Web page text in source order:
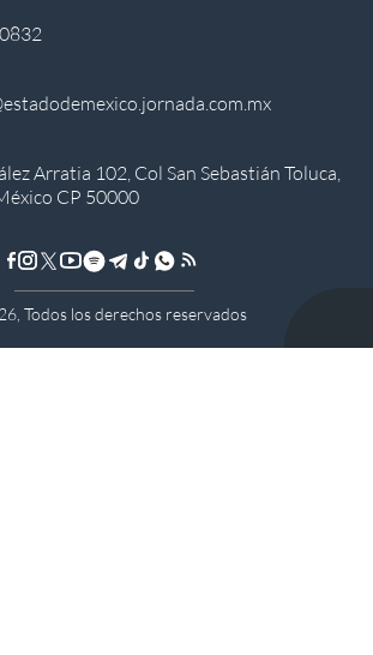
Arratia 102, Col San Sebastián Toluca,
CP 50000
, Todos los derechos reservados